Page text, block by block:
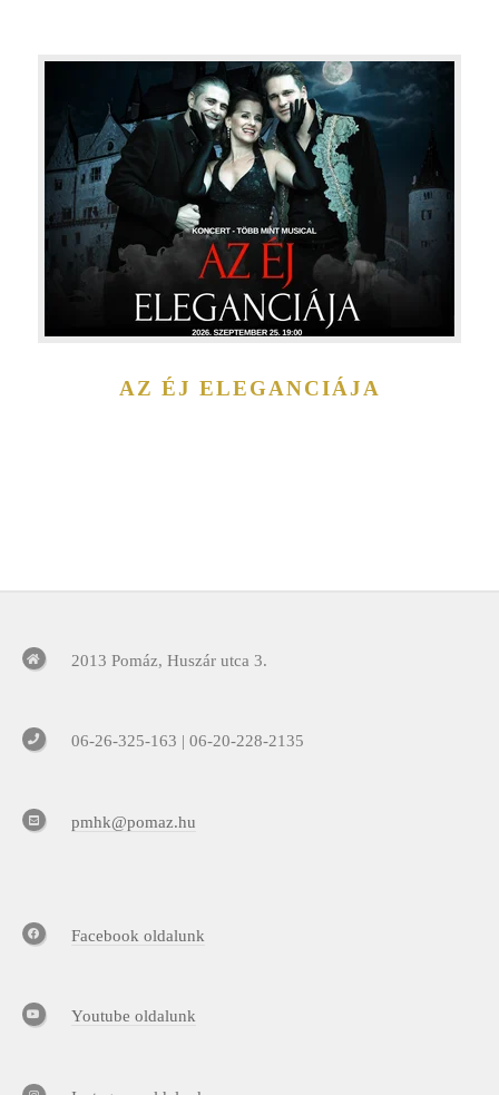
AZ ÉJ ELEGANCIÁJA
2013 Pomáz, Huszár utca 3.
06-26-325-163 | 06-20-228-2135
pmhk@pomaz.hu
Facebook oldalunk
Youtube oldalunk